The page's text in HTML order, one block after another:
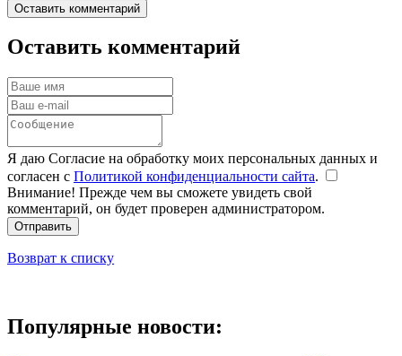
Оставить комментарий
Оставить комментарий
Я даю Согласие на обработку моих персональных данных и
согласен с Политикой конфиденциальности сайта.
Внимание! Прежде чем вы сможете увидеть свой
комментарий, он будет проверен администратором.
Отправить
Возврат к списку
Популярные новости: